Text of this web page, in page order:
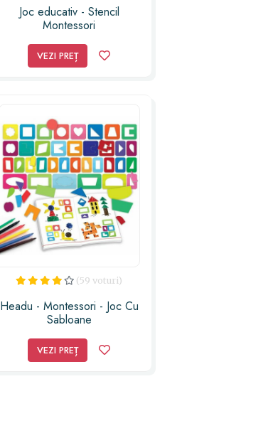
Joc educativ - Stencil
Montessori
VEZI PREȚ
(59 voturi)
Headu - Montessori - Joc Cu
Sabloane
VEZI PREȚ